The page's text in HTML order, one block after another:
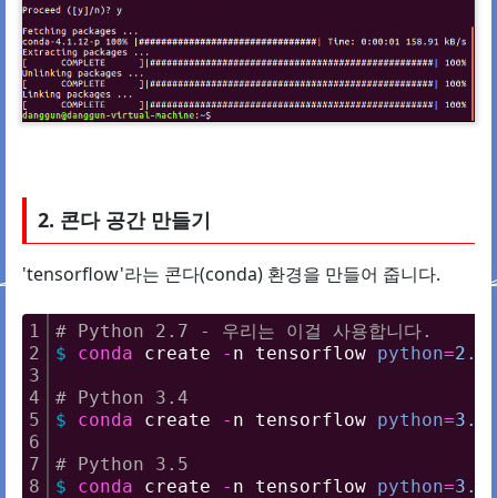
2. 콘다 공간 만들기
'tensorflow'라는 콘다(conda) 환경을 만들어 줍니다.
1
2
3
4
5
6
7
8
# Python 2.7 - 우리는 이걸 사용합니다.
$
conda create - n tensorflow python=2.
# Python 3.4
$
conda create - n tensorflow python=3.
# Python 3.5
$
conda create - n tensorflow python=3.